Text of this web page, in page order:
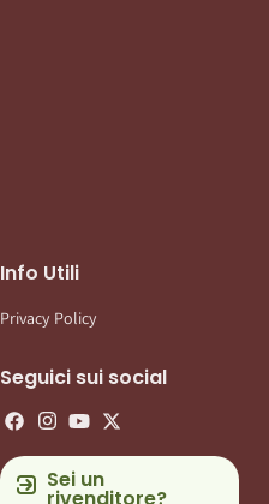
Info Utili
Privacy Policy
Seguici sui social
Sei un